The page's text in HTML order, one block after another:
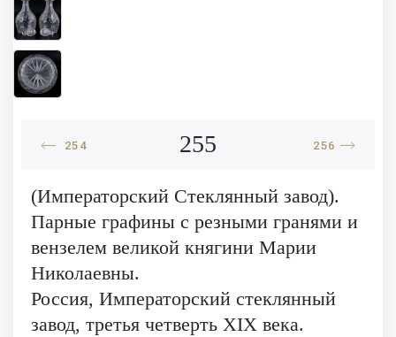
254 255 256
(Императорский Стеклянный завод).
Парные графины с резными гранями и
вензелем великой княгини Марии
Николаевны.
Россия, Императорский стеклянный
завод, третья четверть XIX века.